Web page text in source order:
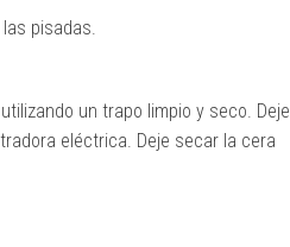
pisadas.
un trapo limpio y seco. Deje
eléctrica. Deje secar la cera